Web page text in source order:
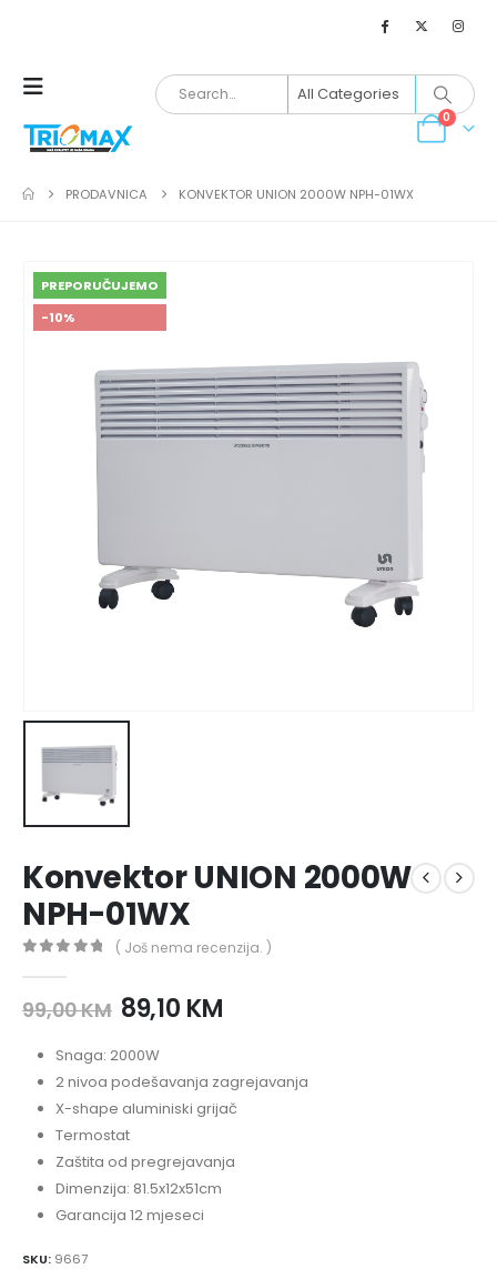
0
PRODAVNICA KONVEKTOR UNION 2000W NPH-01WX
PREPORUČUJEMO
-10%
Konvektor UNION 2000W
NPH-01WX
( Još nema recenzija. )
99,00KM 89,10 KM
Snaga: 2000W
2 nivoa podešavanja zagrejavanja
X-shape aluminiski grijač
Termostat
Zaštita od pregrejavanja
Dimenzija: 81.5x12x51cm
Garancija 12 mjeseci
SKU: 9667